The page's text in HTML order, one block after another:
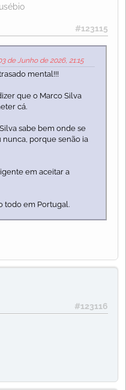
#123115
de Junho de 2026, 21:15
mental!!!
que o Marco Silva
cá.
sabe bem onde se
porque senão ia
em aceitar a
todo em Portugal.
#123116